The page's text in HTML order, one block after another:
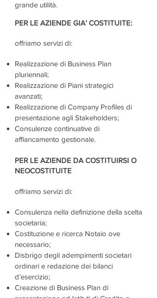
grande utilità.
PER LE AZIENDE GIA’ COSTITUITE:
offriamo servizi di:
Realizzazione di Business Plan
pluriennali;
Realizzazione di Piani strategici
avanzati;
Realizzazione di Company Profiles di
presentazione agli Stakeholders;
Consulenze continuative di
affiancamento gestionale.
PER LE AZIENDE DA COSTITUIRSI O
NEOCOSTITUITE
offriamo servizi di:
Consulenza nella definizione della scelta
societaria;
Costituzione e ricerca Notaio ove
necessario;
Disbrigo degli adempimenti societari
ordinari e redazione dei bilanci
d’esercizio;
Creazione di Business Plan di